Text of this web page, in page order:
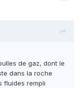
de gaz, dont le
dans la roche
fluides rempli